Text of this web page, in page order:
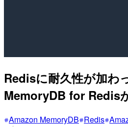
Redisに耐久性が加わ
MemoryDB for Redis
Amazon MemoryDB Redis